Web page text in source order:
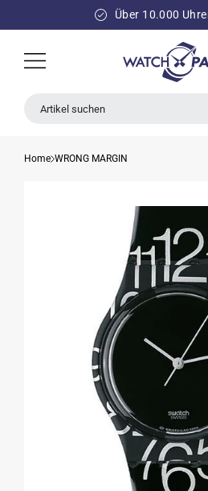
INHALT
Über 10.000
Artikel suchen
Home WRONG MARGIN